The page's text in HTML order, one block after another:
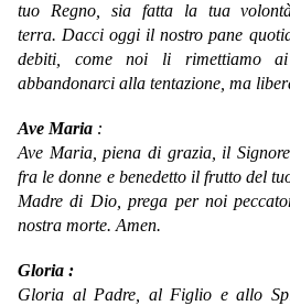
tuo Regno, sia fatta la tua
terra. Dacci oggi il nostro pane
debiti, come noi li rimettiamo
abbandonarci alla tentazione, ma
Ave Maria :
Ave Maria,piena di grazia, il
fra le donne e benedetto il frutto del
Madre di Dio,prega per noi
nostra morte. Amen.
Gloria :
Gloria al Padre, al Figlio e allo